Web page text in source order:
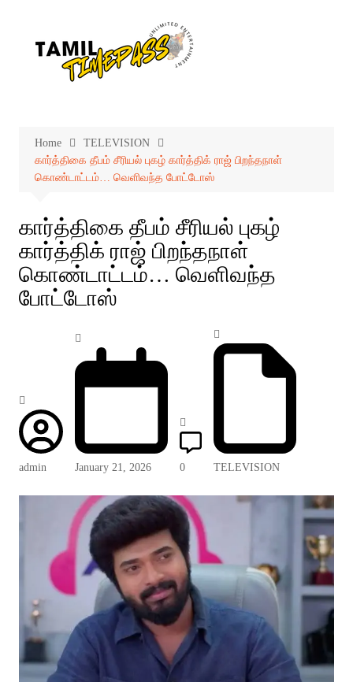
Home
TELEVISION
கார்த்திகை தீபம் சீரியல் புகழ் கார்த்திக் ராஜ் பிறந்தநாள்
கொண்டாட்டம்… வெளிவந்த போட்டோஸ்
கார்த்திகை தீபம் சீரியல் புகழ்
கார்த்திக் ராஜ் பிறந்தநாள்
கொண்டாட்டம்… வெளிவந்த
போட்டோஸ்
admin January 21, 2026 0 TELEVISION